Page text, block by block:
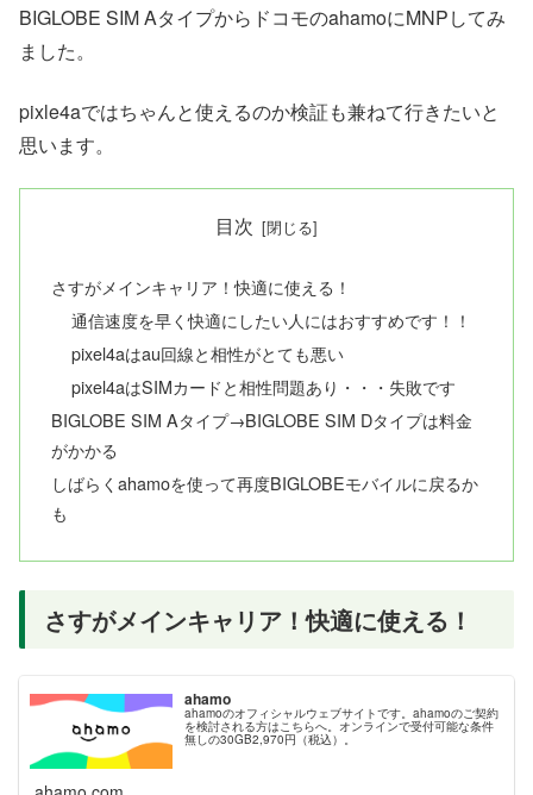
BIGLOBE SIM AタイプからドコモのahamoにMNPしてみ
ました。
pixle4aではちゃんと使えるのか検証も兼ねて行きたいと
思います。
目次
さすがメインキャリア！快適に使える！
通信速度を早く快適にしたい人にはおすすめです！！
pixel4aはau回線と相性がとても悪い
pixel4aはSIMカードと相性問題あり・・・失敗です
BIGLOBE SIM Aタイプ→BIGLOBE SIM Dタイプは料金
がかかる
しばらくahamoを使って再度BIGLOBEモバイルに戻るか
も
さすがメインキャリア！快適に使える！
ahamo
ahamoのオフィシャルウェブサイトです。ahamoのご契約
を検討される方はこちらへ。オンラインで受付可能な条件
無しの30GB2,970円（税込）。